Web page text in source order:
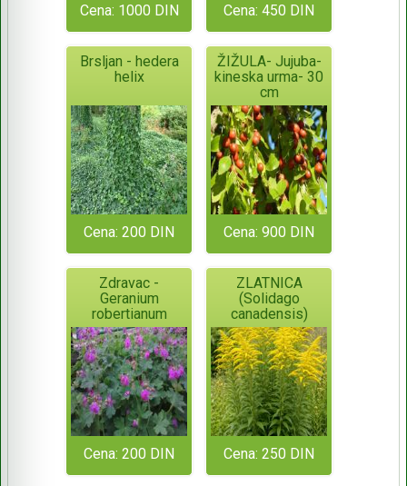
Cena: 1000 DIN Cena: 450 DIN
Brsljan - hedera
helix
Cena: 200 DIN
ŽIŽULA- Jujuba-
kineska urma- 30
cm
Cena: 900 DIN
Zdravac -
Geranium
robertianum
Cena: 200 DIN
ZLATNICA
(Solidago
canadensis)
Cena: 250 DIN